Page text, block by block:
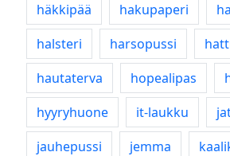
häkkipää
hakupaperi
halsteri
harsopussi
hautaterva
hopealipas
hyyryhuone
it-laukku
jauhepussi
jemma